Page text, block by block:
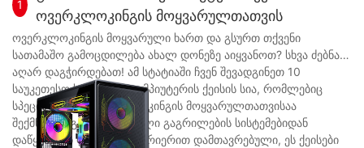
1
ოვერკლოკინგის მოყვარულთათვის
ოვერკლოკინგის მოყვარული ხართ და გსურთ თქვენი
სათამაშო გამოცდილება ახალ დონეზე აიყვანოთ? სხვა ძებნა
აღარ დაგჭირდებათ! ამ სტატიაში ჩვენ შევადგინეთ 10
საუკეთესო სათამაშო კომპიუტერის ქეისის სია, რომლებიც
სპეციალურად ოვერკლოკინგის მოყვარულთათვისაა
შექმნილი. გაუმჯობესებული გაგრილების სისტემებიდან
დაწყებული ფართო ინტერიერით დამთავრებული, ეს ქეისები